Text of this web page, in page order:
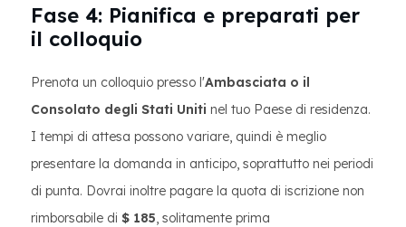
Fase 4: Pianifica e preparati per
il colloquio
Prenota un colloquio presso l'Ambasciata o il
Consolato degli Stati Uniti nel tuo Paese di residenza.
I tempi di attesa possono variare, quindi è meglio
presentare la domanda in anticipo, soprattutto nei periodi
di punta. Dovrai inoltre pagare la quota di iscrizione non
rimborsabile di $ 185, solitamente prima